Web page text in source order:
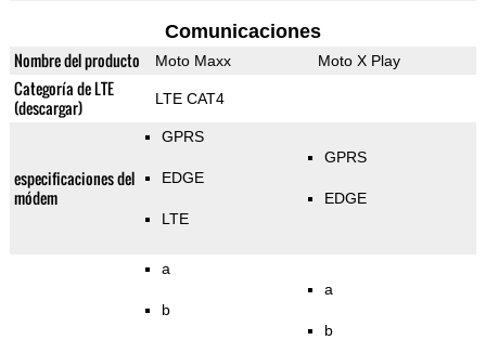
Comunicaciones
Nombre del producto Moto Maxx Moto X Play
Categoría de LTE
(descargar)
LTE CAT4
especificaciones del
módem
GPRS
EDGE
LTE
GPRS
EDGE
a
b
a
b